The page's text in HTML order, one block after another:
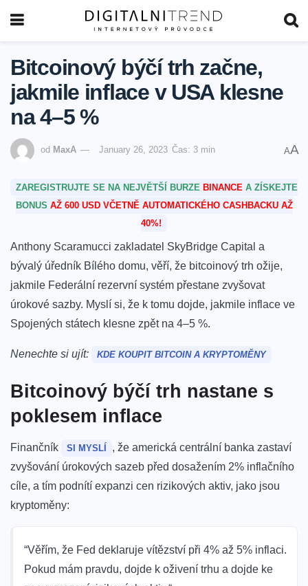
Bitcoinový býčí trh začne,
jakmile inflace v USA klesne
na 4–5 %
od MaxA January 26, 2023 Čas: 3 min AA
ZAREGISTRUJTE SE NA NEJVĚTŠÍ BURZE BINANCE A ZÍSKEJTE
BONUS AŽ 600 USD VČETNĚ AUTOMATICKÉHO CASHBACKU AŽ
40%!
Anthony Scaramucci zakladatel SkyBridge Capital a
bývalý úředník Bílého domu, věří, že bitcoinový trh ožije,
jakmile Federální rezervní systém přestane zvyšovat
úrokové sazby. Myslí si, že k tomu dojde, jakmile inflace ve
Spojených státech klesne zpět na 4–5 %.
Nenechte si ujít: KDE KOUPIT BITCOIN A KRYPTOMĚNY
Bitcoinový býčí trh nastane s
poklesem inflace
Finančník SI MYSLÍ
, že americká centrální banka zastaví
zvyšování úrokových sazeb před dosažením 2% inflačního
cíle, a tím podnítí expanzi cen rizikových aktiv, jako jsou
kryptoměny:
“Věřím, že Fed deklaruje vítězství při 4% až 5% inflaci.
Pokud mám pravdu, dojde k oživení trhu a dojde ke